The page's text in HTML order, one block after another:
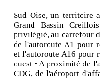
Sud Oise, un territoire
Grand Bassin
privilégié, au carrefour
de l'autoroute A1 pour
et l'autoroute A16 pour
ouest • A proximité de
CDG, de l'aéroport